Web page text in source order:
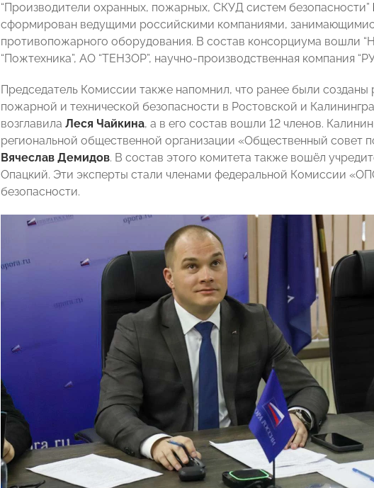
“Производители охранных, пожарных, СКУД систем безопасности”
сформирован ведущими российскими компаниями,
противопожарного оборудования. В состав консорциума вошли
“Пожтехника”, АО “ТЕНЗОР”, научно-производственная компания
Председатель Комиссии также напомнил, что ранее были
пожарной и технической безопасности в Ростовской и
возглавила Леся Чайкина, а в его состав вошли 12 членов.
региональной общественной организации «Общественный совет
Вячеслав Демидов. В состав этого комитета также вошёл
Опацкий. Эти эксперты стали членами федеральной Комиссии
безопасности.